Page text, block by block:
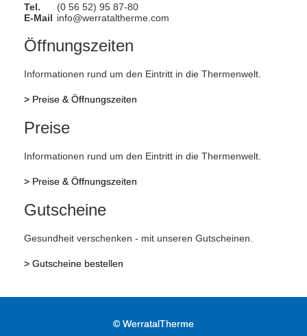
Tel.
(0 56 52) 95 87-80
E-Mail info@werrataltherme.com
Öffnungszeiten
Informationen rund um den Eintritt in die Thermenwelt.
> Preise & Öffnungszeiten
Preise
Informationen rund um den Eintritt in die Thermenwelt.
> Preise & Öffnungszeiten
Gutscheine
Gesundheit verschenken - mit unseren Gutscheinen.
> Gutscheine bestellen
© WerratalTherme